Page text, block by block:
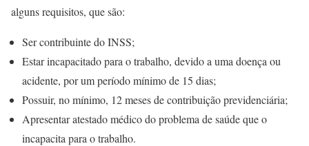
alguns requisitos, que são:
Ser contribuinte do INSS;
Estar incapacitado para o trabalho, devido a uma doença ou
acidente, por um período mínimo de 15 dias;
Possuir, no mínimo, 12 meses de contribuição previdenciária;
Apresentar atestado médico do problema de saúde que o
incapacita para o trabalho.